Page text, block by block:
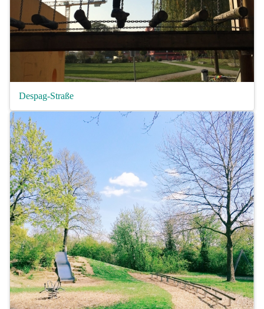
Despag-Straße